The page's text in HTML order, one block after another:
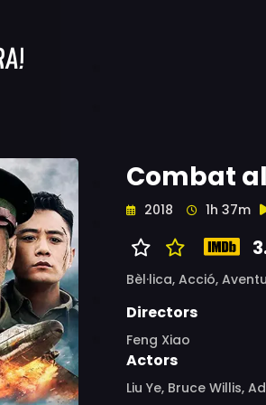
Combat
2018 1h 37m
Bèl·lica, Acció,
Directors
Feng Xiao
Actors
Liu Ye, Bruce Willis,